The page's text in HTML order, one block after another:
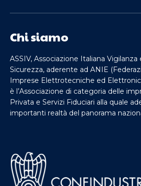
Chi siamo
ASSIV, Associazione Italiana Vigilanza
Sicurezza, aderente ad ANIE
Imprese Elettrotecniche ed
è l’Associazione di categoria delle
Privata e Servizi Fiduciari alla quale
importanti realtà del panorama